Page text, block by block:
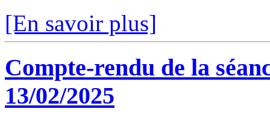
[En savoir plus]
Compte-rendu de la
13/02/2025